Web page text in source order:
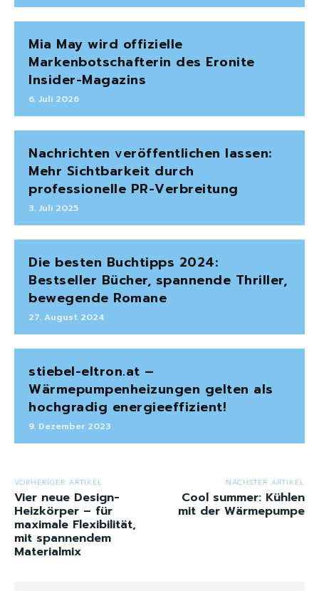
Mia May wird offizielle
Markenbotschafterin des Eronite
Insider-Magazins
6. Juli 2026
Nachrichten veröffentlichen lassen:
Mehr Sichtbarkeit durch
professionelle PR-Verbreitung
3. Juli 2025
Die besten Buchtipps 2024:
Bestseller Bücher, spannende Thriller,
bewegende Romane
27. August 2024
stiebel-eltron.at –
Wärmepumpenheizungen gelten als
hochgradig energieeffizient!
9. Dezember 2023
VORHERIGER ARTIKEL
Vier neue Design-
Heizkörper – für
maximale Flexibilität,
mit spannendem
Materialmix
NÄCHSTER ARTIKEL
Cool summer: Kühlen
mit der Wärmepumpe